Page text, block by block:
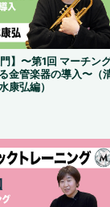
】〜第1回 マーチン
金管楽器の導入〜（
康弘編）